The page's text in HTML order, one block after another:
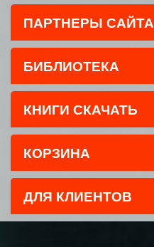
ПАРТНЕРЫ САЙТА
БИБЛИОТЕКА
КНИГИ СКАЧАТЬ
КОРЗИНА
ДЛЯ КЛИЕНТОВ